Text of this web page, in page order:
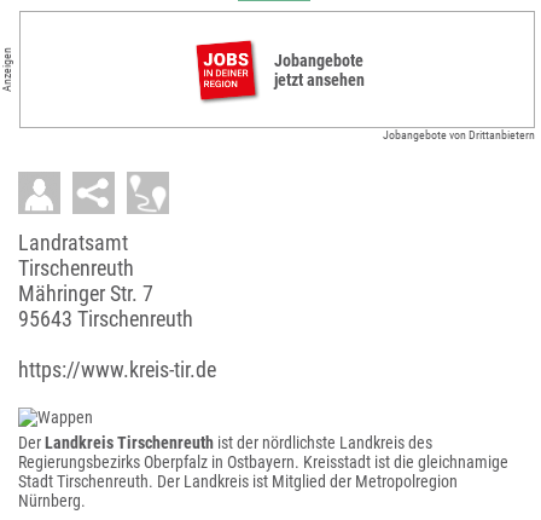
Anzeigen
Jobangebote
jetzt ansehen
Jobangebote von Drittanbietern
Landratsamt
Tirschenreuth
Mähringer Str. 7
95643 Tirschenreuth
https://www.kreis-tir.de
DerLandkreis Tirschenreuth ist der nördlichste Landkreis des
Regierungsbezirks Oberpfalz in Ostbayern. Kreisstadt ist die gleichnamige
Stadt Tirschenreuth. Der Landkreis ist Mitglied der Metropolregion
Nürnberg.